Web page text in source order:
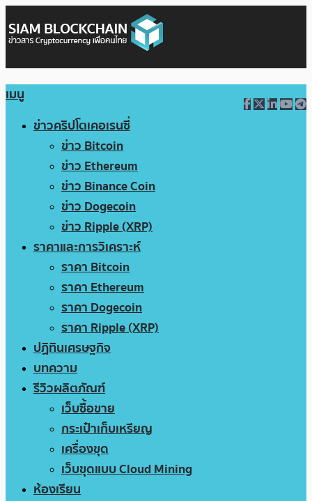
เมนู
ข่าวคริปโตเคอเรนซี่
ข่าว Bitcoin
ข่าว Ethereum
ข่าว Binance Coin
ข่าว Dogecoin
ข่าว Ripple (XRP)
ราคาและการวิเคราะห์
ราคา Bitcoin
ราคา Ethereum
ราคา Dogecoin
ราคา Ripple (XRP)
ปฏิทินเศรษฐกิจ
บทความ
รีวิวผลิตภัณฑ์
เว็บซื้อขาย
กระเป๋าเก็บเหรียญ
เครื่องขุด
เว็บขุดแบบ Cloud Mining
ห้องเรียน